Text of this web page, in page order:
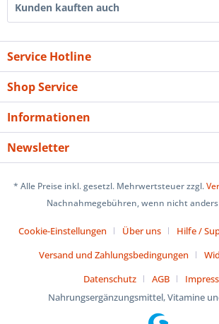
Kunden kauften auch
Service Hotline
Shop Service
Informationen
Newsletter
* Alle Preise inkl. gesetzl. Mehrwertsteuer zzgl.
Nachnahmegebühren, wenn nicht
Cookie-Einstellungen Über uns Hilfe /
Versand und Zahlungsbedingungen
Datenschutz
AGB
Nahrungsergänzungsmittel, Vitamine